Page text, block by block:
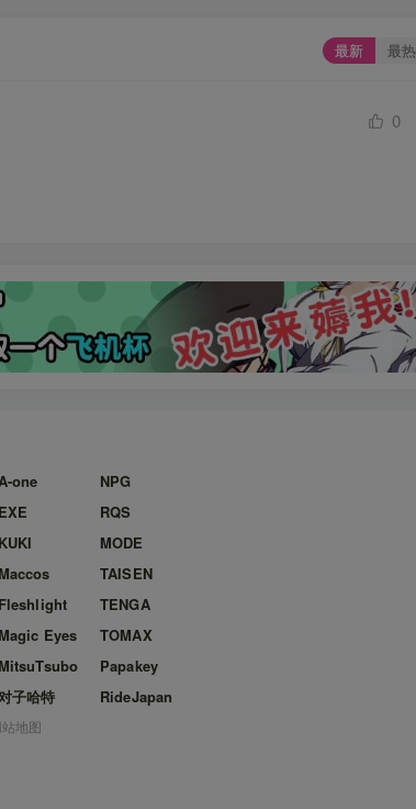
最新 最热
0
one
EXE
KUKI
Maccos
Fleshlight
Magic Eyes
MitsuTsubo
子哈特
NPG
RQS
MODE
TAISEN
TENGA
TOMAX
Papakey
RideJapan
站地图